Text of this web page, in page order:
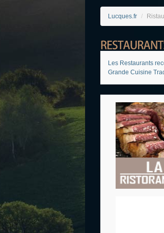
Lucques.fr /
Les Restaurants
Grande Cuisine